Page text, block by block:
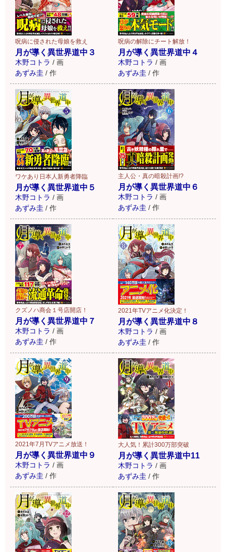
呪病に侵された母娘を救え
月が導く異世界道中３
木野コトラ / 画
あずみ圭 / 作
呪病の解除にチート解放！
月が導く異世界道中４
木野コトラ / 画
あずみ圭 / 作
ワケあり日本人新勇者降臨
月が導く異世界道中５
木野コトラ / 画
あずみ圭 / 作
主人公・真の暗殺計画!?
月が導く異世界道中６
木野コトラ / 画
あずみ圭 / 作
クズノハ商会１号店開店！
月が導く異世界道中７
木野コトラ / 画
あずみ圭 / 作
2021年TVアニメ化決定！
月が導く異世界道中８
木野コトラ / 画
あずみ圭 / 作
2021年7月TVアニメ放送！
月が導く異世界道中９
木野コトラ / 画
あずみ圭 / 作
大人気！累計300万部突破
月が導く異世界道中11
木野コトラ / 画
あずみ圭 / 作